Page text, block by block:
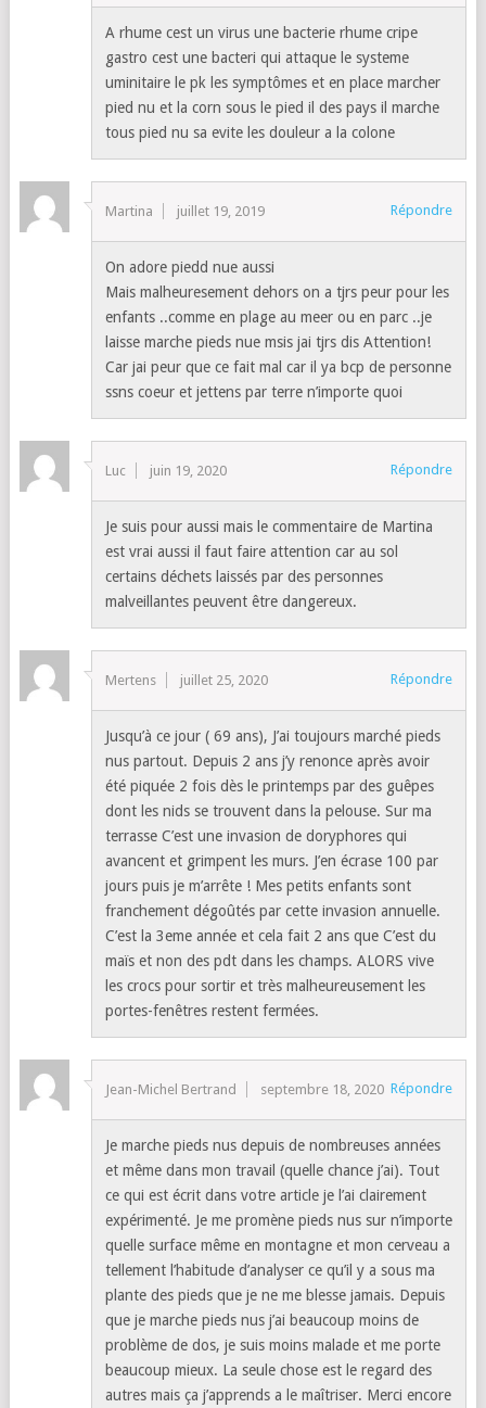
A rhume cest un virus une bacterie rhume cripe
gastro cest une bacteri qui attaque le systeme
uminitaire le pk les symptômes et en place marcher
pied nu et la corn sous le pied il des pays il marche
tous pied nu sa evite les douleur a la colone
Martina juillet 19, 2019 Répondre
On adore piedd nue aussi
Mais malheuresement dehors on a tjrs peur pour les
enfants ..comme en plage au meer ou en parc ..je
laisse marche pieds nue msis jai tjrs dis Attention!
Car jai peur que ce fait mal car il ya bcp de personne
ssns coeur et jettens par terre n’importe quoi
Luc juin 19, 2020 Répondre
Je suis pour aussi mais le commentaire de Martina
est vrai aussi il faut faire attention car au sol
certains déchets laissés par des personnes
malveillantes peuvent être dangereux.
Mertens juillet 25, 2020 Répondre
Jusqu’à ce jour ( 69 ans), J’ai toujours marché pieds
nus partout. Depuis 2 ans j’y renonce après avoir
été piquée 2 fois dès le printemps par des guêpes
dont les nids se trouvent dans la pelouse. Sur ma
terrasse C’est une invasion de doryphores qui
avancent et grimpent les murs. J’en écrase 100 par
jours puis je m’arrête ! Mes petits enfants sont
franchement dégoûtés par cette invasion annuelle.
C’est la 3eme année et cela fait 2 ans que C’est du
maïs et non des pdt dans les champs. ALORS vive
les crocs pour sortir et très malheureusement les
portes-fenêtres restent fermées.
Jean-Michel Bertrand septembre 18, 2020 Répondre
Je marche pieds nus depuis de nombreuses années
et même dans mon travail (quelle chance j’ai). Tout
ce qui est écrit dans votre article je l’ai clairement
expérimenté. Je me promène pieds nus sur n’importe
quelle surface même en montagne et mon cerveau a
tellement l’habitude d’analyser ce qu’il y a sous ma
plante des pieds que je ne me blesse jamais. Depuis
que je marche pieds nus j’ai beaucoup moins de
problème de dos, je suis moins malade et me porte
beaucoup mieux. La seule chose est le regard des
autres mais ça j’apprends a le maîtriser. Merci encore